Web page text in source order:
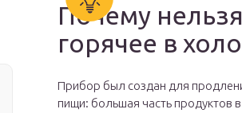
Почему
горячее в
Прибор был создан для
пищи: большая часть продуктов